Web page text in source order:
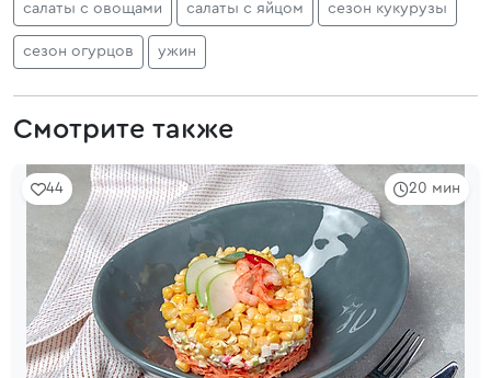
салаты с овощами салаты с яйцом сезон кукурузы
сезон огурцов ужин
Смотрите также
20 мин
44